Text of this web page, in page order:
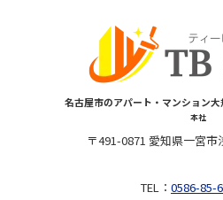
名古屋市のアパート・マンション
本社
〒491-0871 愛知県一宮
TEL： 0586-85-